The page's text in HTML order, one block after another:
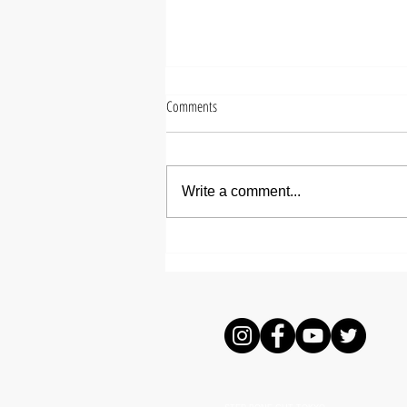
Comments
Write a comment...